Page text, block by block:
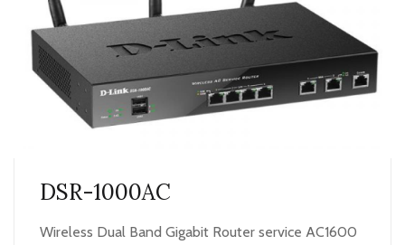
DSR-1000AC
Wireless Dual Band Gigabit Router service AC1600